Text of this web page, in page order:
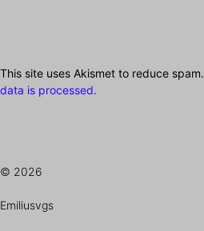
This site uses Akismet to reduce spam.
data is processed.
© 2026
Emiliusvgs